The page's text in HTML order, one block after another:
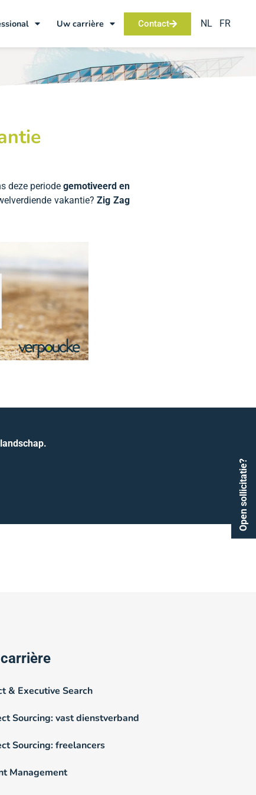
Uw carrière Contact NL FR
Open sollicitatie?
deze periode gemotiveerd en
vakantie?Zig Zag
& Executive Search
Sourcing: vast dienstverband
Sourcing: freelancers
Management